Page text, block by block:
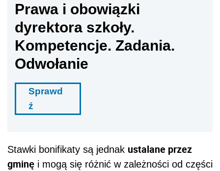
Prawa i obowiązki
dyrektora szkoły.
Kompetencje. Zadania.
Odwołanie
Sprawd
ź
Stawki bonifikaty są jednak ustalane przez
gminę i mogą się różnić w zależności od części